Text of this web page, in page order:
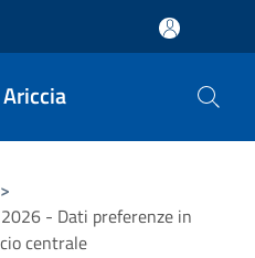
>
2026 - Dati preferenze in
centrale